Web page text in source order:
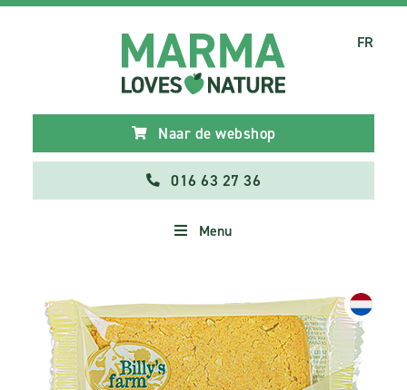
Naar de webshop
016 63 27 36
Menu
FR